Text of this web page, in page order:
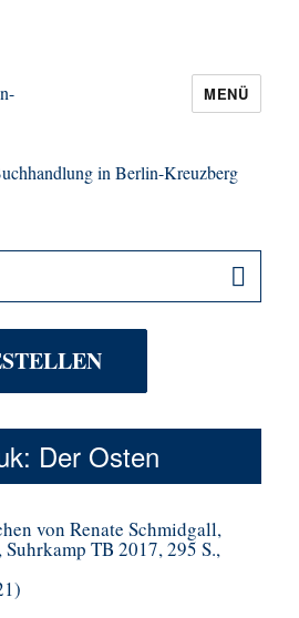
Buchhandlung in
MENÜ
Der Osten
von Renate Schmidgall,
TB 2017, 295 S.,